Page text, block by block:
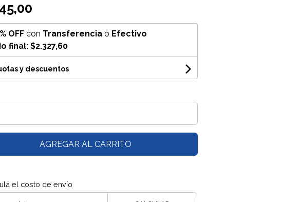
OFF con Transferencia o Efectivo
final: $2.327,60
y descuentos
AGREGAR AL CARRITO
el costo de envío